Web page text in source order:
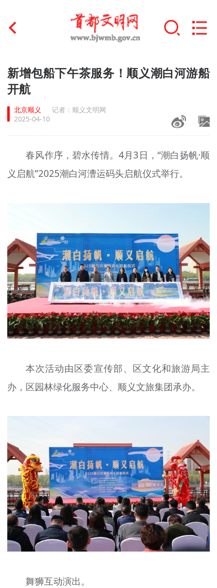
首页
文明创建
文明实践
未成年人思想道德建设
榜样人物
北京宣传文化引导基金
宣传思想文化人才
专题
资料库
+
新增包船下午茶服务！顺义潮白河游船
开航
北京顺义
记者：顺义文明网
2025-04-10
春风作序，碧水传情。4月3日，“潮白扬帆·顺
义启航”2025潮白河漕运码头启航仪式举行。
本次活动由区委宣传部、区文化和旅游局主
办，区园林绿化服务中心、顺义文旅集团承办。
舞狮互动演出。